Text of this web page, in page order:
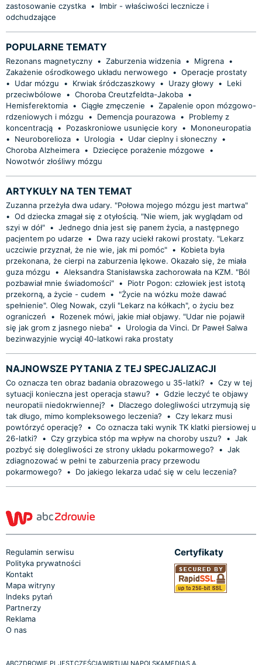
zastosowanie czystka •
Imbir - właściwości lecznicze i
odchudzające
POPULARNE TEMATY
Rezonans magnetyczny • Zaburzenia widzenia • Migrena •
Zakażenie ośrodkowego układu nerwowego
• Operacje prostaty
•
Udar mózgu • Krwiak śródczaszkowy • Urazy głowy •
Leki
przeciwbólowe
• Choroba Creutzfeldta-Jakoba •
Hemisferektomia • Ciągłe zmęczenie • Zapalenie opon mózgowo-
rdzeniowych i mózgu
• Demencja pourazowa •
Problemy z
koncentracją • Pozaskroniowe usunięcie kory •
Mononeuropatia
•
Neuroborelioza • Urologia • Udar cieplny i słoneczny •
Choroba Alzheimera • Dziecięce porażenie mózgowe
•
Nowotwór złośliwy mózgu
ARTYKUŁY NA TEN TEMAT
Zuzanna przeżyła dwa udary. "Połowa mojego mózgu jest martwa"
• Od dziecka zmagał się z otyłością. "Nie wiem, jak wyglądam od
szyi w dół" • Jednego dnia jest się panem życia, a następnego
pacjentem po udarze
•
Dwa razy uciekł rakowi prostaty. "Lekarz
uczciwie przyznał, że nie wie, jak mi pomóc" •
Kobieta była
przekonana, że cierpi na zaburzenia lękowe. Okazało się, że miała
guza mózgu
• Aleksandra Stanisławska zachorowała na KZM. "Ból
pozbawiał mnie świadomości" •
Piotr Pogon: człowiek jest istotą
przekorną, a życie - cudem •
"Życie na wózku może dawać
spełnienie". Oleg Nowak, czyli "Lekarz na kółkach", o życiu bez
ograniczeń
•
Rozenek mówi, jakie miał objawy. "Udar nie pojawił
się jak grom z jasnego nieba" •
Urologia da Vinci. Dr Paweł Salwa
bezinwazyjnie wyciął 40-latkowi raka prostaty
NAJNOWSZE PYTANIA Z TEJ SPECJALIZACJI
Co oznacza ten obraz badania obrazowego u 35-latki? • Czy w tej
sytuacji konieczna jest operacja stawu?
• Gdzie leczyć te objawy
neuropatii niedokrwiennej?
•
Dlaczego dolegliwości utrzymują się
tak długo, mimo kompleksowego leczenia?
• Czy lekarz musi
powtórzyć operację?
• Co oznacza taki wynik TK klatki piersiowej u
26-latki?
• Czy grzybica stóp ma wpływ na choroby uszu? • Jak
pozbyć się dolegliwości ze strony układu pokarmowego?
• Jak
zdiagnozować w pełni te zaburzenia pracy przewodu
pokarmowego?
• Do jakiego lekarza udać się w celu leczenia?
Regulamin serwisu
Polityka prywatności
Kontakt
Mapa witryny
Indeks pytań
Partnerzy
Reklama
O nas
Certyfikaty
ABCZDROWIE.PL JEST CZĘŚCIĄ WIRTUALNA POLSKA MEDIA S.A.